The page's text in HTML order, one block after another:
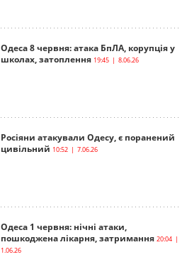
Одеса 8 червня: атака БпЛА, корупція у
школах, затоплення 19:45 | 8.06.26
Росіяни атакували Одесу, є поранений
цивільний 10:52 | 7.06.26
Одеса 1 червня: нічні атаки,
пошкоджена лікарня, затримання 20:04 |
1.06.26